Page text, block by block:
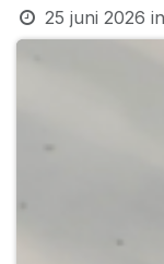
25 juni 2026 in